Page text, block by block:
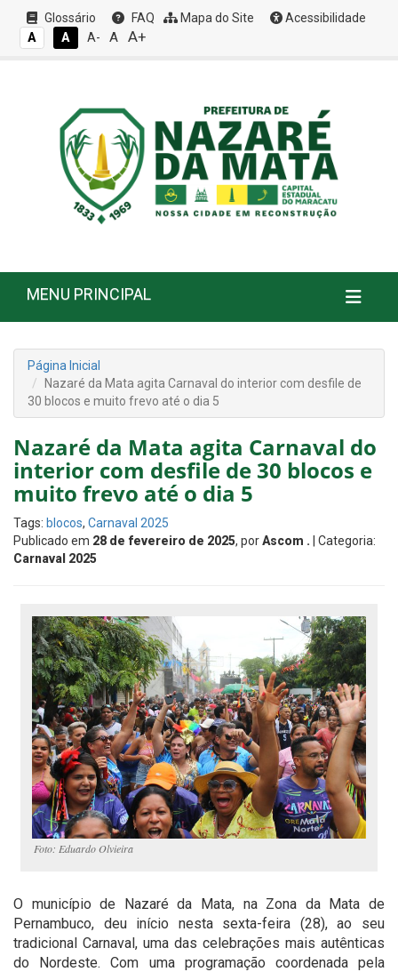
Glossário FAQ Mapa do Site
Acessibilidade
A
A A- A A+
MENU PRINCIPAL
Página Inicial
Nazaré da Mata agita Carnaval do interior com desfile de
30 blocos e muito frevo até o dia 5
Nazaré da Mata agita Carnaval do
interior com desfile de 30 blocos e
muito frevo até o dia 5
Tags: blocos, Carnaval 2025
Publicado em 28 de fevereiro de 2025, porAscom . | Categoria:
Carnaval 2025
Foto: Eduardo Olvieira
O município de Nazaré da Mata, na Zona da Mata de
Pernambuco, deu início nesta sexta-feira (28), ao seu
tradicional Carnaval, uma das celebrações mais autênticas
do Nordeste. Com uma programação coordenada pela